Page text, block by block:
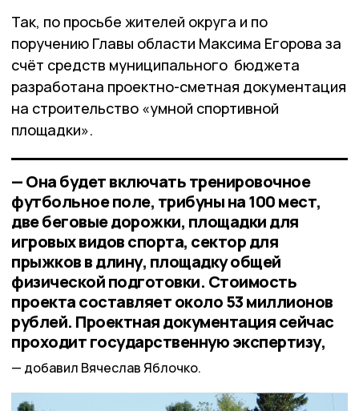
Так, по просьбе жителей округа и по
поручению Главы области Максима Егорова за
счёт средств муниципального бюджета
разработана проектно-сметная документация
на строительство «умной спортивной
площадки».
— Она будет включать тренировочное
футбольное поле, трибуны на 100 мест,
две беговые дорожки, площадки для
игровых видов спорта, сектор для
прыжков в длину, площадку общей
физической подготовки. Стоимость
проекта составляет около 53 миллионов
рублей. Проектная документация сейчас
проходит государственную экспертизу,
добавил Вячеслав Яблочко.